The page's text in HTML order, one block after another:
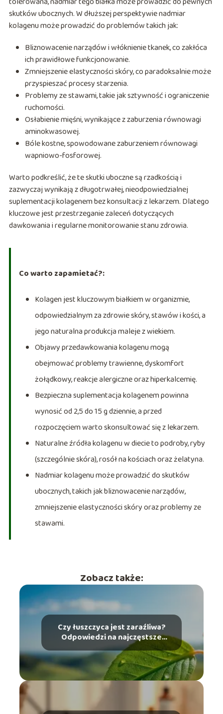
skutków ubocznych. W dłuższej perspektywie nadmiar
kolagenu może prowadzić do problemów takich jak:
Bliznowacenie narządów i włóknienie tkanek, co zakłóca
ich prawidłowe funkcjonowanie.
Zmniejszenie elastyczności skóry, co paradoksalnie może
przyspieszać procesy starzenia.
Problemy ze stawami, takie jak sztywność i ograniczenie
ruchomości.
Osłabienie mięśni, wynikające z zaburzenia równowagi
aminokwasowej.
Bóle kostne, spowodowane zaburzeniem równowagi
wapniowo-fosforowej.
Warto podkreślić, że te skutki uboczne są rzadkością i
zazwyczaj wynikają z długotrwałej, nieodpowiedzialnej
suplementacji kolagenem bez konsultacji z lekarzem. Dlatego
kluczowe jest przestrzeganie zaleceń dotyczących
dawkowania i regularne monitorowanie stanu zdrowia.
Co warto zapamietać?:
Kolagen jest kluczowym białkiem w organizmie,
odpowiedzialnym za zdrowie skóry, stawów i kości, a
jego naturalna produkcja maleje z wiekiem.
Objawy przedawkowania kolagenu mogą
obejmować problemy trawienne, dyskomfort
żołądkowy, reakcje alergiczne oraz hiperkalcemię.
Bezpieczna suplementacja kolagenem powinna
wynosić od 2,5 do 15 g dziennie, a przed
rozpoczęciem warto skonsultować się z lekarzem.
Naturalne źródła kolagenu w diecie to podroby, ryby
(szczególnie skóra), rosół na kościach oraz żelatyna.
Nadmiar kolagenu może prowadzić do skutków
ubocznych, takich jak bliznowacenie narządów,
zmniejszenie elastyczności skóry oraz problemy ze
stawami.
Zobacz także:
Czy łuszczyca jest zaraźliwa?
Odpowiedzi na najczęstsze
pytania